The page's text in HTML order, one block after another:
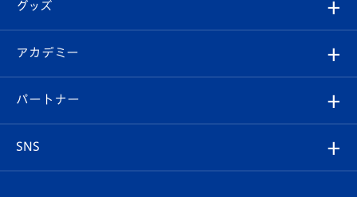
チケット
イベント
メディア
ホームタウン
スタッフプロフィール
マスコット紹介
Revive Team
ヴィヴィくんの長崎おもてなしガイド
フォトギャラリー
スタジアムグルメ
V-LOVERS（ファンクラブ）
プレイヤーズスイート
グッズ
オンラインショップ
店舗情報
アカデミー
育成からのお知らせ
U-18
パートナー
SNS